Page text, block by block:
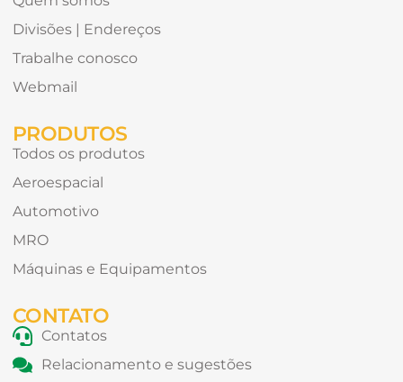
Divisões | Endereços
Trabalhe conosco
Webmail
PRODUTOS
Todos os produtos
Aeroespacial
Automotivo
MRO
Máquinas e Equipamentos
CONTATO
Contatos
Relacionamento e sugestões